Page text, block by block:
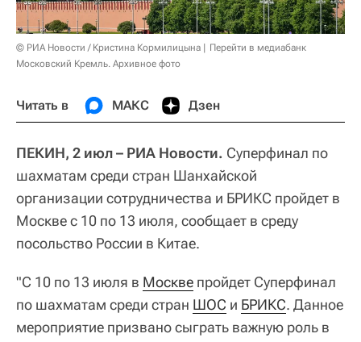
© РИА Новости / Кристина Кормилицына
Перейти в медиабанк
Московский Кремль. Архивное фото
Читать в МАКС Дзен
ПЕКИН, 2 июл – РИА Новости. Суперфинал по
шахматам среди стран Шанхайской
организации сотрудничества и БРИКС пройдет в
Москве с 10 по 13 июля, сообщает в среду
посольство России в Китае.
"С 10 по 13 июля в Москве пройдет Суперфинал
по шахматам среди стран ШОС и БРИКС. Данное
мероприятие призвано сыграть важную роль в